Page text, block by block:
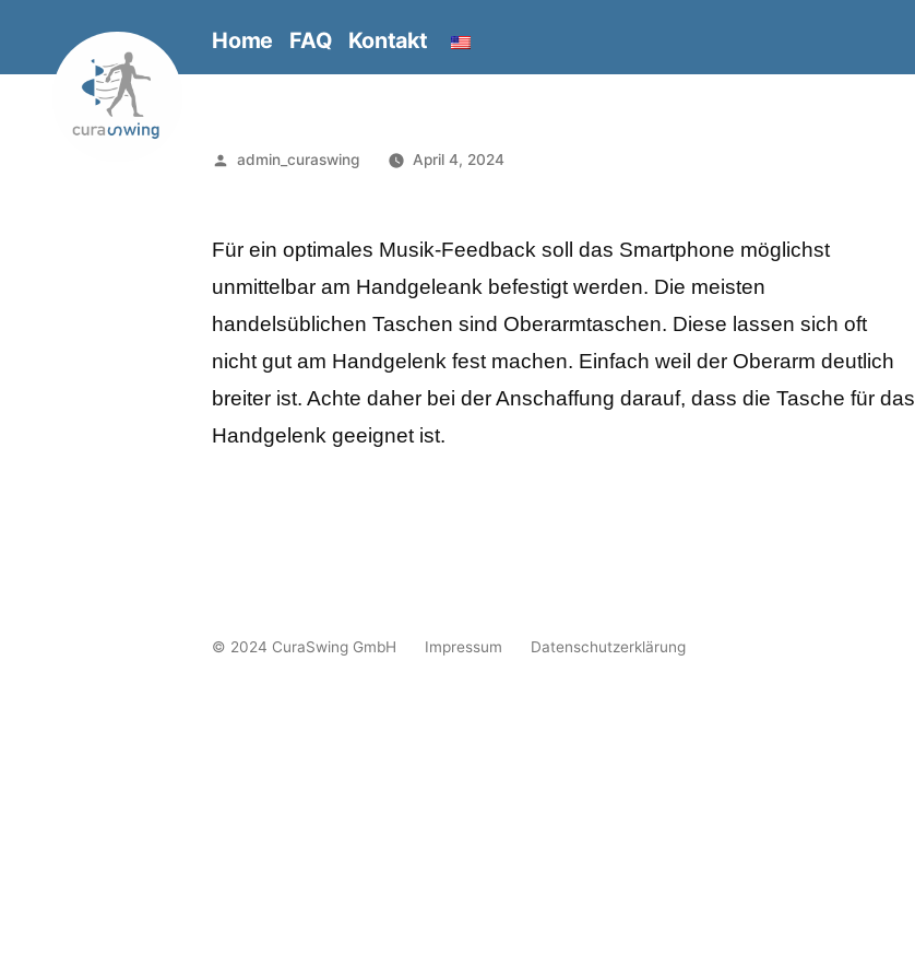
Home FAQ Kontakt
Veröffentlicht
admin_curaswing April 4, 2024
Für ein optimales Musik-Feedback soll das Smartphone möglichst
unmittelbar am Handgeleank befestigt werden. Die meisten
handelsüblichen Taschen sind Oberarmtaschen. Diese lassen sich oft
nicht gut am Handgelenk fest machen. Einfach weil der Oberarm deutlich
breiter ist. Achte daher bei der Anschaffung darauf, dass die Tasche für das
Handgelenk geeignet ist.
© 2024 CuraSwing GmbH Impressum Datenschutzerklärung